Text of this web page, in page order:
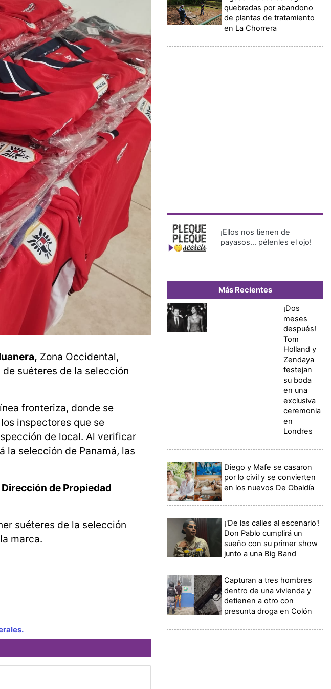
Zona Occidental,
suéteres de la selección
fronteriza, donde se
inspectores que se
de local. Al verificar
la selección de Panamá, las
Dirección de Propiedad
suéteres de la selección
marca.
quebradas por abandono
de plantas de tratamiento
en La Chorrera
¡Ellos nos tienen de
payasos… pélenles el ojo!
Más Recientes
¡Dos
meses
después!
Tom
Holland y
Zendaya
festejan
su boda
en una
exclusiva
ceremonia
en
Londres
Diego y Mafe se casaron
por lo civil y se convierten
en los nuevos De Obaldía
¡'De las calles al escenario'!
Don Pablo cumplirá un
sueño con su primer show
junto a una Big Band
Capturan a tres hombres
dentro de una vivienda y
detienen a otro con
presunta droga en Colón